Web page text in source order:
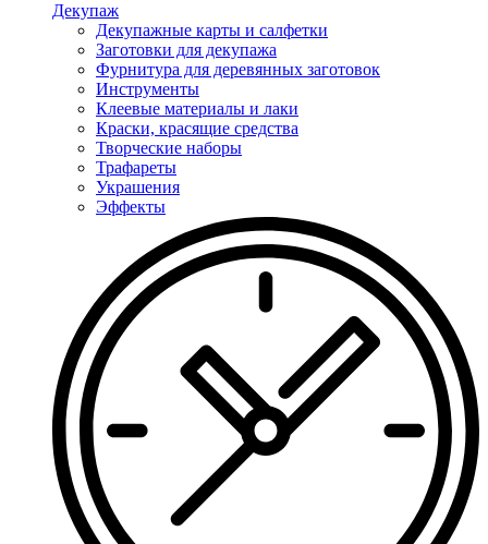
Декупаж
Декупажные карты и салфетки
Заготовки для декупажа
Фурнитура для деревянных заготовок
Инструменты
Клеевые материалы и лаки
Краски, красящие средства
Творческие наборы
Трафареты
Украшения
Эффекты